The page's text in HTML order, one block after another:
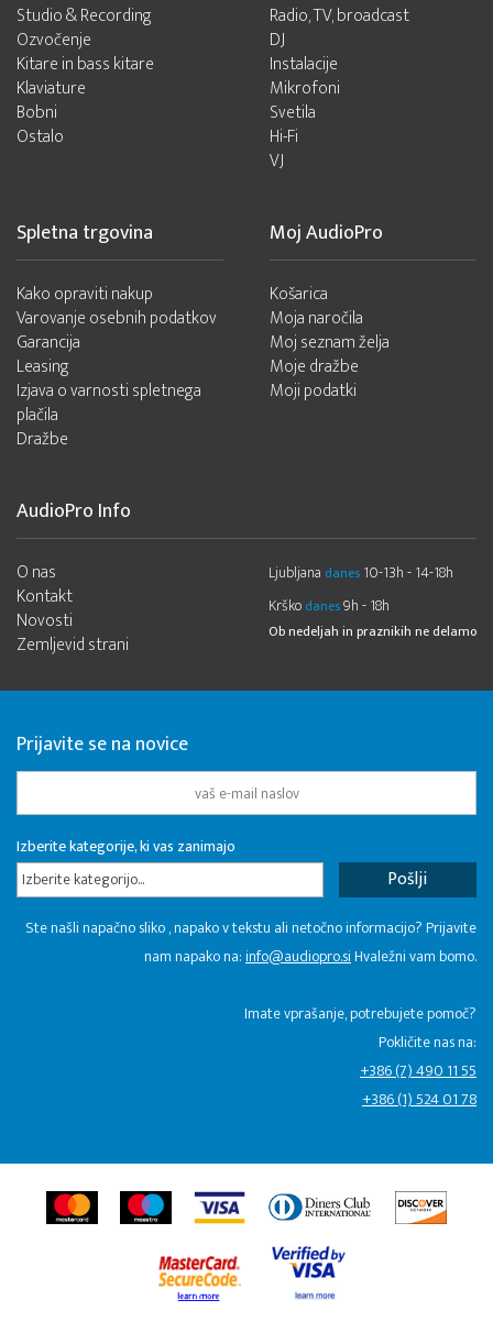
Studio & Recording
Ozvočenje
Kitare in bass kitare
Klaviature
Bobni
Ostalo
Radio, TV, broadcast
DJ
Instalacije
Mikrofoni
Svetila
Hi-Fi
VJ
Spletna trgovina
Kako opraviti nakup
Varovanje osebnih podatkov
Garancija
Leasing
Izjava o varnosti spletnega
plačila
Dražbe
Moj AudioPro
Košarica
Moja naročila
Moj seznam želja
Moje dražbe
Moji podatki
AudioPro Info
O nas
Kontakt
Novosti
Zemljevid strani
Ljubljana danes 10-13h - 14-18h
Krško danes9h - 18h
Ob nedeljah in praznikih ne delamo
Prijavite se na novice
Izberite kategorije, ki vas zanimajo
Izberite kategorijo...
Ste našli napačno sliko , napako v tekstu ali netočno informacijo? Prijavite
nam napako na:info@audiopro.siHvaležni vam bomo.
Imate vprašanje, potrebujete pomoč?
Pokličite nas na:
+386 (7) 490 11 55
+386 (1) 524 01 78